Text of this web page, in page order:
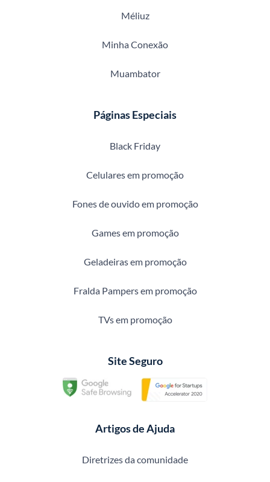
Méliuz
Minha Conexão
Muambator
Páginas Especiais
Black Friday
Celulares em promoção
Fones de ouvido em promoção
Games em promoção
Geladeiras em promoção
Fralda Pampers em promoção
TVs em promoção
Site Seguro
Artigos de Ajuda
Diretrizes da comunidade